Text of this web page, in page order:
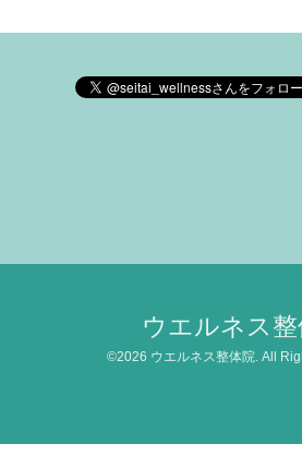
ウエルネス
©2026 ウエルネス整体院. All